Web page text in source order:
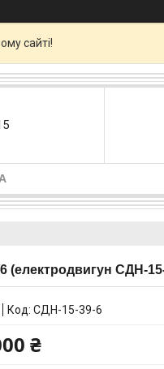
сайті!
(електродвигун СДН-
Код: СДН-15-39-6
₴